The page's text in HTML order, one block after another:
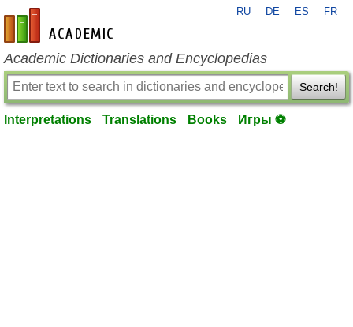
en-academic.com
RU DE ES FR
Academic Dictionaries and Encyclopedias
Search!
Interpretations Translations Books Игры ⚽